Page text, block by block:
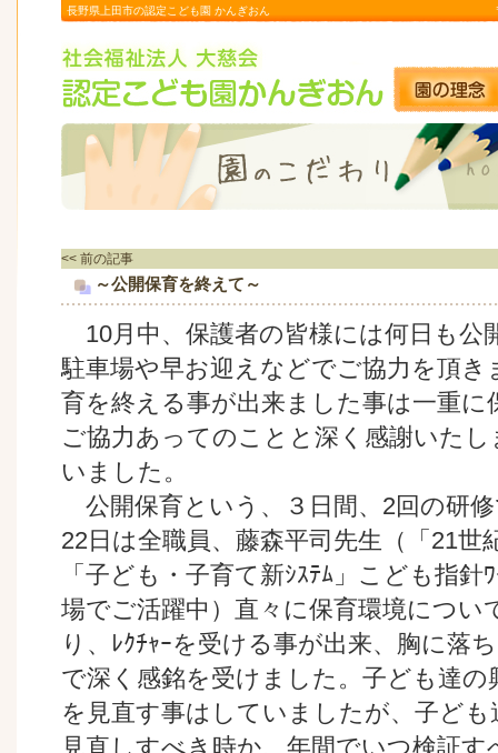
長野県上田市の認定こども園 かんぎおん
<< 前の記事
～公開保育を終えて～
10月中、保護者の皆様には何日も公
駐車場や早お迎えなどでご協力を頂
育を終える事が出来ました事は一重に
ご協力あってのことと深く感謝いた
いました。
公開保育という、３日間、2回の研
22日は全職員、藤森平司先生（「21世
「子ども・子育て新ｼｽﾃﾑ」こども指針
場でご活躍中）直々に保育環境につ
り、ﾚｸﾁｬｰを受ける事が出来、胸に落
で深く感銘を受けました。子ども達の
を見直す事はしていましたが、子ど
見直しすべき時か、年間でいつ検証